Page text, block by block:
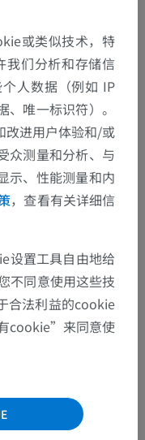
或类似技术，特
我们分析和存储信
人数据（例如 IP
唯一标识符）。
改进用户体验和/或
众测量和分析、与
示、性能测量和内
，查看有关详细信
设置工具自由地给
不同意使用这些技
合法利益的cookie
cookie”来同意使